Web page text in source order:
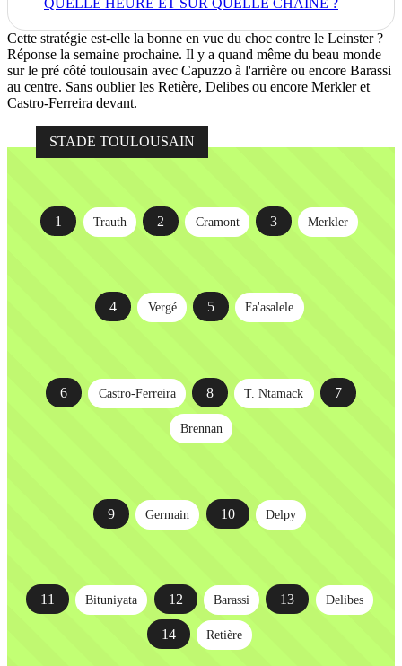
Cette stratégie est-elle la bonne en vue du choc contre le Leinster ?
Réponse la semaine prochaine. Il y a quand même du beau monde
sur le pré côté toulousain avec Capuzzo à l'arrière ou encore Barassi
au centre. Sans oublier les Retière, Delibes ou encore Merkler et
Castro-Ferreira devant.
STADE TOULOUSAIN
1 Trauth 2 Cramont 3 Merkler
4 Vergé 5 Fa'asalele
6 Castro-Ferreira 8 T. Ntamack 7
Brennan
9 Germain 10 Delpy
11 Bituniyata 12 Barassi 13 Delibes
14 Retière